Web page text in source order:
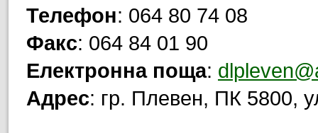
Телефон: 064 80 74 08
Факс: 064 84 01 90
Електронна поща:
Адрес: гр. Плевен, ПК 5800,